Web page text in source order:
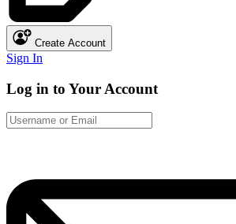
Create Account
Sign In
Log in to Your Account